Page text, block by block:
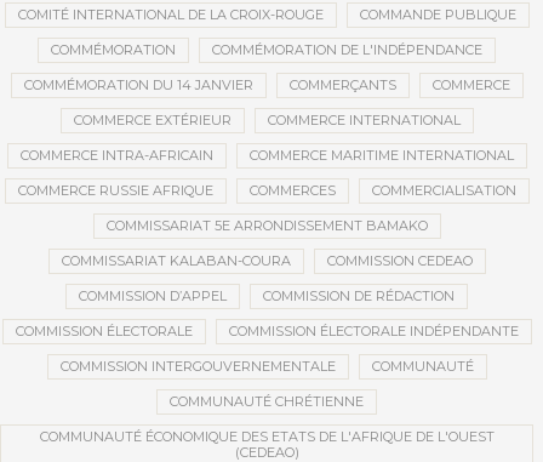
COMITÉ INTERNATIONAL DE LA CROIX-ROUGE COMMANDE PUBLIQUE
COMMÉMORATION COMMÉMORATION DE L'INDÉPENDANCE
COMMÉMORATION DU 14 JANVIER COMMERÇANTS COMMERCE
COMMERCE EXTÉRIEUR COMMERCE INTERNATIONAL
COMMERCE INTRA-AFRICAIN COMMERCE MARITIME INTERNATIONAL
COMMERCE RUSSIE AFRIQUE COMMERCES COMMERCIALISATION
COMMISSARIAT 5E ARRONDISSEMENT BAMAKO
COMMISSARIAT KALABAN-COURA COMMISSION CEDEAO
COMMISSION D’APPEL COMMISSION DE RÉDACTION
COMMISSION ÉLECTORALE COMMISSION ÉLECTORALE INDÉPENDANTE
COMMISSION INTERGOUVERNEMENTALE COMMUNAUTÉ
COMMUNAUTÉ CHRÉTIENNE
COMMUNAUTÉ ÉCONOMIQUE DES ETATS DE L'AFRIQUE DE L'OUEST
(CEDEAO)